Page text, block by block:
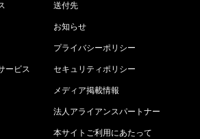
ービス
送付先
お知らせ
プライバシーポリシー
セキュリティポリシー
メディア掲載情報
法人アライアンスパートナー
本サイトご利用にあたって